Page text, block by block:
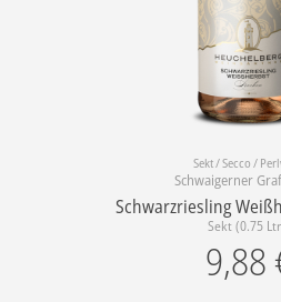
Sekt / Secco /
Schwaigerner
Schwarzriesling
Sekt (0.75
9,88